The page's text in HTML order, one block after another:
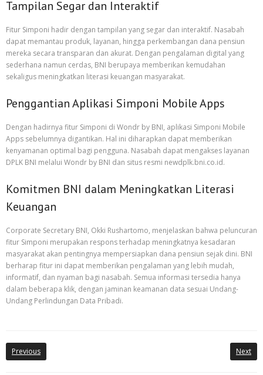
Tampilan Segar dan Interaktif
Fitur Simponi hadir dengan tampilan yang segar dan interaktif. Nasabah
dapat memantau produk, layanan, hingga perkembangan dana pensiun
mereka secara transparan dan akurat. Dengan pengalaman digital yang
sederhana namun cerdas, BNI berupaya memberikan kemudahan
sekaligus meningkatkan literasi keuangan masyarakat.
Penggantian Aplikasi Simponi Mobile Apps
Dengan hadirnya fitur Simponi di Wondr by BNI, aplikasi Simponi Mobile
Apps sebelumnya digantikan. Hal ini diharapkan dapat memberikan
kenyamanan optimal bagi pengguna. Nasabah dapat mengakses layanan
DPLK BNI melalui Wondr by BNI dan situs resmi newdplk.bni.co.id.
Komitmen BNI dalam Meningkatkan Literasi
Keuangan
Corporate Secretary BNI, Okki Rushartomo, menjelaskan bahwa peluncuran
fitur Simponi merupakan respons terhadap meningkatnya kesadaran
masyarakat akan pentingnya mempersiapkan dana pensiun sejak dini. BNI
berharap fitur ini dapat memberikan pengalaman yang lebih mudah,
informatif, dan nyaman bagi nasabah. Semua informasi tersedia hanya
dalam beberapa klik, dengan jaminan keamanan data sesuai Undang-
Undang Perlindungan Data Pribadi.
Previous Next